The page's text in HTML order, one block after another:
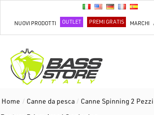
NUOVI PRODOTTI OUTLET PREMI GRATIS MARCHI
Home / Canne da pesca / Canne Spinning 2 Pezzi